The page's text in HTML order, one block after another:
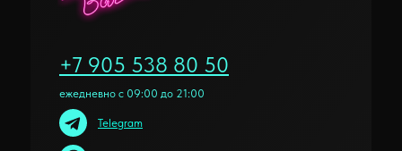
+7 905 538 80 50
ежедневно с 09:00 до 21:00
Telegram